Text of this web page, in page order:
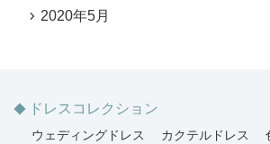
2020年5月
ドレスコレクション
ウェディングドレス カクテルドレス